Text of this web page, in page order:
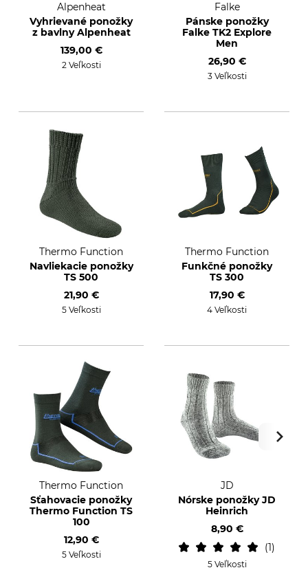
Alpenheat
Vyhrievané ponožky
z bavlny Alpenheat
139,00 €
2 Veľkosti
Falke
Pánske ponožky
Falke TK2 Explore
Men
26,90 €
3 Veľkosti
Thermo Function
Navliekacie ponožky
TS 500
21,90 €
5 Veľkosti
Thermo Function
Funkčné ponožky
TS 300
17,90 €
4 Veľkosti
Thermo Function
Sťahovacie ponožky
Thermo Function TS
100
12,90 €
5 Veľkosti
JD
Nórske ponožky JD
Heinrich
8,90 €
1
5 Veľkosti